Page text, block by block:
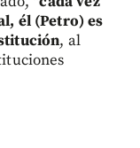
él (Petro) es
, al